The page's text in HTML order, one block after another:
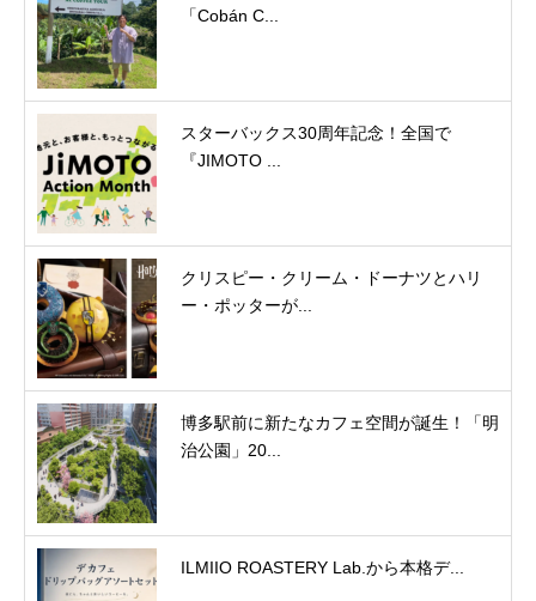
「Cobán C...
スターバックス30周年記念！全国で
『JIMOTO ...
クリスピー・クリーム・ドーナツとハリ
ー・ポッターが...
博多駅前に新たなカフェ空間が誕生！「明
治公園」20...
ILMIIO ROASTERY Lab.から本格デ...